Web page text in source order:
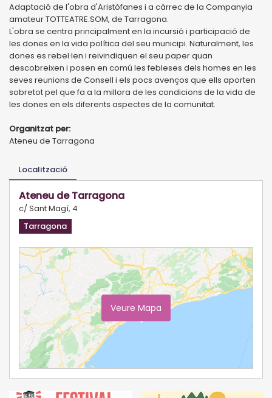
Adaptació de l'obra d'Aristòfanes i a càrrec de la Companyia
amateur TOTTEATRE.SOM, de Tarragona.
L'obra se centra principalment en la incursió i participació de
les dones en la vida política del seu municipi. Naturalment, les
dones es rebel·len i reivindiquen el seu paper quan
descobreixen i posen en comú les febleses dels homes en les
seves reunions de Consell i els pocs avenços que ells aporten
sobretot pel que fa a la millora de les condicions de la vida de
les dones en els diferents aspectes de la comunitat.
Organitzat per:
Ateneu de Tarragona
Localització
Ateneu de Tarragona
c/ Sant Magí, 4
Tarragona
Veure Mapa